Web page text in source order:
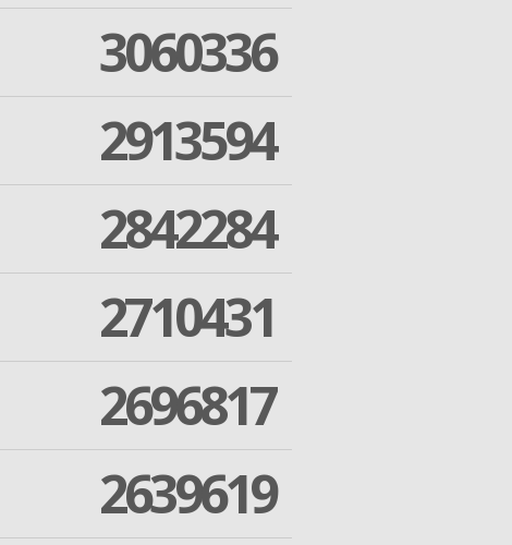
3060336
2913594
2842284
2710431
2696817
2639619